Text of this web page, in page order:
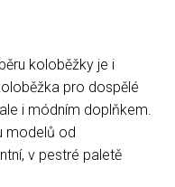
koloběžky je i
pro dospělé
i módním doplňkem.
modelů od
v pestré paletě